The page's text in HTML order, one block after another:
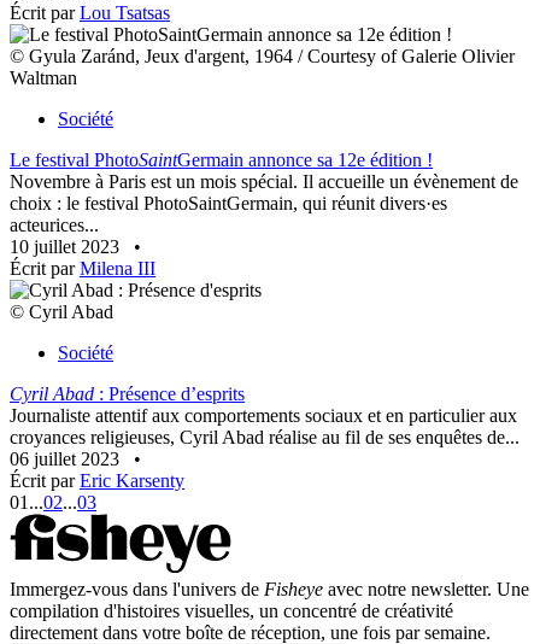
Écrit parLou Tsatsas
© Gyula Zaránd, Jeux d'argent, 1964 / Courtesy of Galerie Olivier
Waltman
Société
Le festival PhotoSaintGermain annonce sa 12e édition !
Novembre à Paris est un mois spécial. Il accueille un évènement de
choix : le festival PhotoSaintGermain, qui réunit divers·es
acteurices...
10 juillet 2023
•
Écrit parMilena III
© Cyril Abad
Société
Cyril Abad : Présence d’esprits
Journaliste attentif aux comportements sociaux et en particulier aux
croyances religieuses, Cyril Abad réalise au fil de ses enquêtes de...
06 juillet 2023
•
Écrit parEric Karsenty
01 ...02...03
Immergez-vous dans l'univers de Fisheye avec notre newsletter. Une
compilation d'histoires visuelles, un concentré de créativité
directement dans votre boîte de réception, une fois par semaine.